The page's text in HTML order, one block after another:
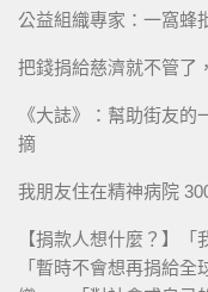
公益組織專家：一窩蜂
把錢捐給慈濟就不管了
《大誌》：幫助街友
摘
我朋友住在精神病院
【捐款人想什麼？】
「暫時不會想再捐給